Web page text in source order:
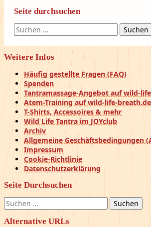
Seite durchsuchen
Suchen
nach:
Weitere Infos
Häufig gestellte Fragen (FAQ)
Spenden
Tantramassage-Angebot auf wild-
Atem-Training auf wild-life-breath.de
T-Shirts, Accessoires & mehr
Wild Life Tantra im JOYclub
Archiv
Allgemeine Geschäftsbedingungen
Impressum
Cookie-Richtlinie
Datenschutzerklärung
Seite Durchsuchen
Suchen
nach:
Alternative URLs